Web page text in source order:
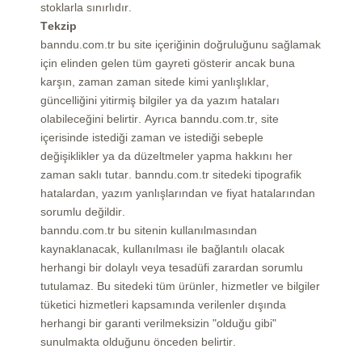
stoklarla sınırlıdır.
Tekzip
banndu.com.tr bu site içeriğinin doğruluğunu sağlamak
için elinden gelen tüm gayreti gösterir ancak buna
karşın, zaman zaman sitede kimi yanlışlıklar,
güncelliğini yitirmiş bilgiler ya da yazım hataları
olabileceğini belirtir. Ayrıca banndu.com.tr, site
içerisinde istediği zaman ve istediği sebeple
değişiklikler ya da düzeltmeler yapma hakkını her
zaman saklı tutar. banndu.com.tr sitedeki tipografik
hatalardan, yazım yanlışlarından ve fiyat hatalarından
sorumlu değildir.
banndu.com.tr bu sitenin kullanılmasından
kaynaklanacak, kullanılması ile bağlantılı olacak
herhangi bir dolaylı veya tesadüfi zarardan sorumlu
tutulamaz. Bu sitedeki tüm ürünler, hizmetler ve bilgiler
tüketici hizmetleri kapsamında verilenler dışında
herhangi bir garanti verilmeksizin "olduğu gibi"
sunulmakta olduğunu önceden belirtir.